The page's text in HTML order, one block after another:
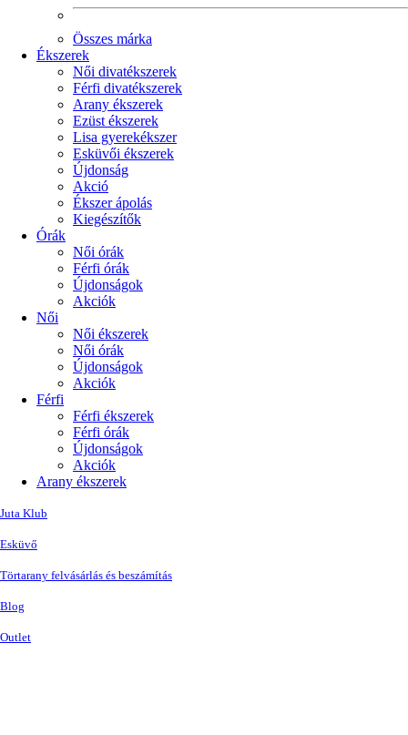
Összes márka
Ékszerek
Női divatékszerek
Férfi divatékszerek
Arany ékszerek
Ezüst ékszerek
Lisa gyerekékszer
Esküvői ékszerek
Újdonság
Akció
Ékszer ápolás
Kiegészítők
Órák
Női órák
Férfi órák
Újdonságok
Akciók
Női
Női ékszerek
Női órák
Újdonságok
Akciók
Férfi
Férfi ékszerek
Férfi órák
Újdonságok
Akciók
Arany ékszerek
Juta Klub
Esküvő
Törtarany felvásárlás és beszámítás
Blog
Outlet